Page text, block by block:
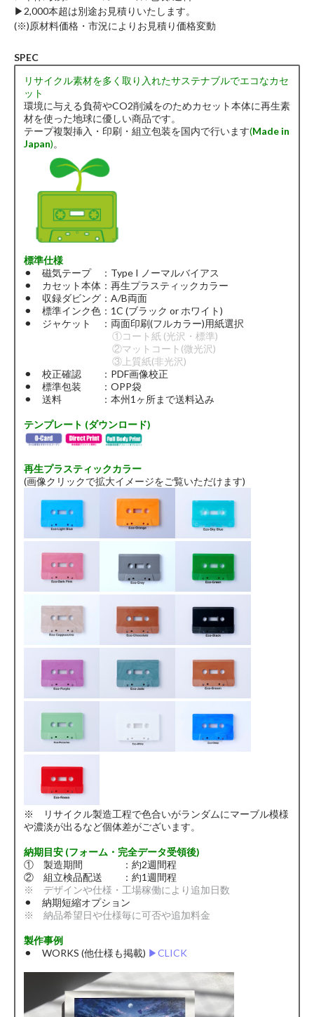
▶︎2,000本超は別途お見積りいたします。
(※)原材料価格・市況によりお見積り価格変動
SPEC
リサイクル素材を多く取り入れたサステナブルでエコなカセ
ット
環境に与える負荷やCO2削減をのためカセット本体に再生素
材を使った地球に優しい商品です。
テープ複製挿入・印刷・組立包装を国内で行います(Made in
Japan)。
標準仕様
⚫︎ 磁気テープ ：Type I ノーマルバイアス
⚫︎ カセット本体：再生プラスティックカラー
⚫︎ 収録ダビング：A/B両面
⚫︎ 標準インク色：1C (ブラック or ホワイト)
⚫︎ ジャケット ：両面印刷(フルカラー)用紙選択
①コート紙 (光沢・標準)
②マットコート(微光沢)
③上質紙(非光沢)
⚫︎ 校正確認 ：PDF画像校正
⚫︎ 標準包装 ：OPP袋
⚫︎ 送料 ：本州1ヶ所まで送料込み
テンプレート (ダウンロード)
再生プラスティックカラー
(画像クリックで拡大イメージをご覧いただけます)
※ リサイクル製造工程で色合いがランダムにマーブル模様
や濃淡が出るなど個体差がございます。
納期目安 (フォーム・完全データ受領後)
① 製造期間 ：約2週間程
② 組立検品配送 ：約1週間程
※ デザインや仕様・工場稼働により追加日数
⚫︎ 納期短縮オプション
※ 納品希望日や仕様毎に可否や追加料金
製作事例
⚫︎ WORKS (他仕様も掲載) ▶︎CLICK